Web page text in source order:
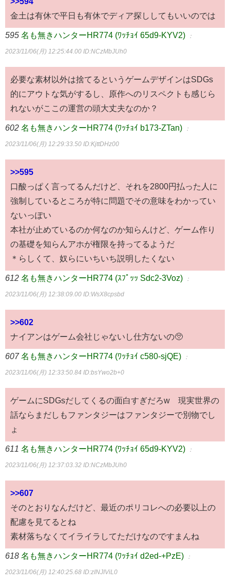
金土は有休で平日も有休でディア探ししてもいいのでは
595 名も無きハンターHR774 (ﾜｯﾁｮｲ 65d9-KYV2) ：
2023/11/06(月) 12:25:44.00 ID:NCzMbJUh0
必要な素材以外は捨てるというゲームデザインはSDGs
的にアウトな気がするし、原作へのリスペクトも感じら
れないがここの運営の頭大丈夫なのか？
602 名も無きハンターHR774 (ﾜｯﾁｮｲ b173-ZTan) ：
2023/11/06(月) 12:29:33.50 ID:KjttDHz00
>>595
口酸っぱく言ってるんだけど、それを2800円払った人に
強制しているところが特に問題でその意味をわかってい
ないっぽい
本社が止めているのか何なのか知らんけど、ゲーム作り
の基礎を知らんアホが権限を持ってるようだ
＊らしくて、奴らにいちいち説明したくない
612 名も無きハンターHR774 (ｽﾌﾟｯｯ Sdc2-3Voz) ：
2023/11/06(月) 12:38:09.00 ID:WsX8cpsbd
>>602
ナイアンはゲーム会社じゃないし仕方ないの🥺
607 名も無きハンターHR774 (ﾜｯﾁｮｲ c580-sjQE) ：
2023/11/06(月) 12:33:50.84 ID:bsYwo2b+0
ゲームにSDGsだしてくるの面白すぎだろw 現実世界の
話ならまだしもファンタジーはファンタジーで別物でし
ょ
611 名も無きハンターHR774 (ﾜｯﾁｮｲ 65d9-KYV2) ：
2023/11/06(月) 12:37:03.32 ID:NCzMbJUh0
>>607
そのとおりなんだけど、最近のポリコレへの必要以上の
配慮を見てるとね
素材落ちなくてイライラしてただけなのですまんね
618 名も無きハンターHR774 (ﾜｯﾁｮｲ d2ed-+PzE) ：
2023/11/06(月) 12:40:25.68 ID:zINJIViL0